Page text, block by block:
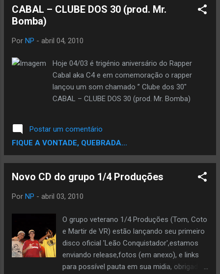
CABAL – CLUBE DOS 30 (prod. Mr.
Bomba)
Por NP - abril 04, 2010
Hoje 04/03 é trigénio aniversário do Rapper
Cabal aka C4 e em comemoração o rapper
lançou um som chamado ” Clube dos 30″
CABAL – CLUBE DOS 30 (prod. Mr. Bomba)
Postar um comentário
FIQUE A VONTADE, QUEBRADA...
Por NP - abril 03, 2010
O grupo veterano 1/4 Produções (Tom, Coto
e Martir de VR) estão lançando seu primeiro
disco oficial 'Leão Conquistador',estamos
enviando release,fotos (em anexo), e links
para possível pauta em sua midia, obrigado